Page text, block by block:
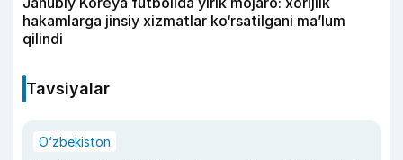
hakamlarga jinsiy xizmatlar ko‘rsatilgani ma’lum
qilindi
Tavsiyalar
O‘zbekiston